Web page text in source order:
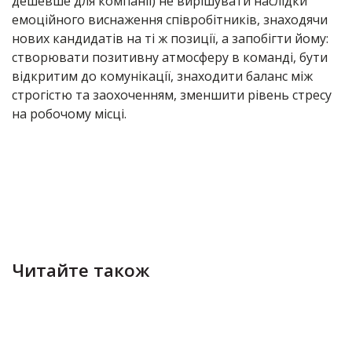
емоційного виснаження співробітників, знаходячи
нових кандидатів на ті ж позиції, а запобігти йому:
створювати позитивну атмосферу в команді, бути
відкритим до комунікації, знаходити баланс між
строгістю та заохоченням, зменшити рівень стресу
на робочому місці.
Читайте також